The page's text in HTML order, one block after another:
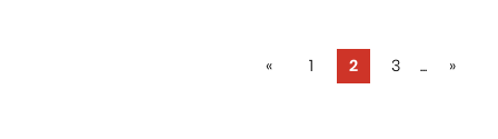
« 1 2 3 ... »